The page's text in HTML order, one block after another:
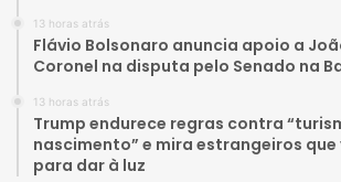
a
13 horas atrás
Flávio Bolsonaro anuncia apoio a
Coronel na disputa pelo Senado na
13 horas atrás
Trump endurece regras contra
nascimento” e mira estrangeiros que
para dar à luz